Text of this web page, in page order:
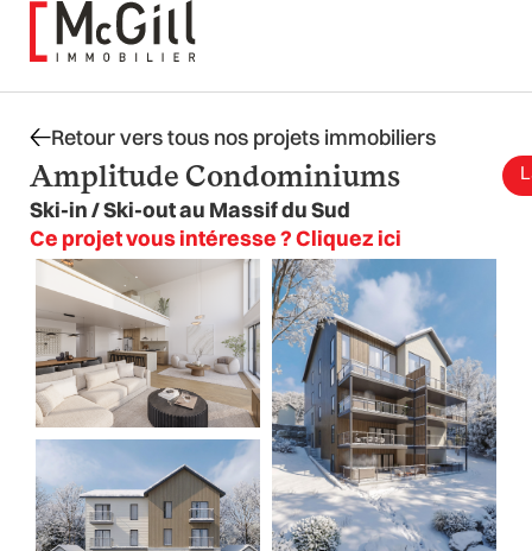
Aller
Retour vers tous nos projets immobiliers
Amplitude Condominiums
Ski-in / Ski-out au Massif du Sud
Ce projet vous intéresse ? Cliquez ici